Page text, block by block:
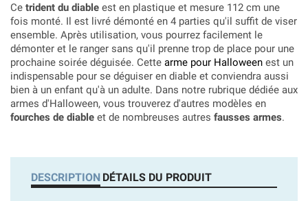
Ce trident du diable est en plastique et mesure 112 cm une
fois monté. Il est livré démonté en 4 parties qu'il suffit de viser
ensemble. Après utilisation, vous pourrez facilement le
démonter et le ranger sans qu'il prenne trop de place pour une
prochaine soirée déguisée. Cette arme pour Halloween est un
indispensable pour se déguiser en diable et conviendra aussi
bien à un enfant qu'à un adulte. Dans notre rubrique dédiée aux
armes d'Halloween, vous trouverez d'autres modèles en
fourches de diable et de nombreuses autres fausses armes.
DESCRIPTION DÉTAILS DU PRODUIT